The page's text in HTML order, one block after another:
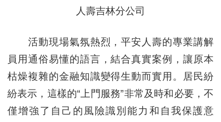
人壽吉林分公司
活動現場氣氛熱烈，平安人壽的專業講解
員用通俗易懂的語言，結合真實案例，讓原本
枯燥複雜的金融知識變得生動而實用。居民紛
紛表示，這樣的“上門服務”非常及時和必要，不
僅增強了自己的風險識別能力和自我保護意